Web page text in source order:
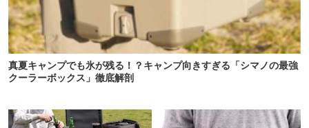
真夏キャンプでも氷が残る！？キャンプ向きすぎる「シマノの最強
クーラーボックス」徹底解剖